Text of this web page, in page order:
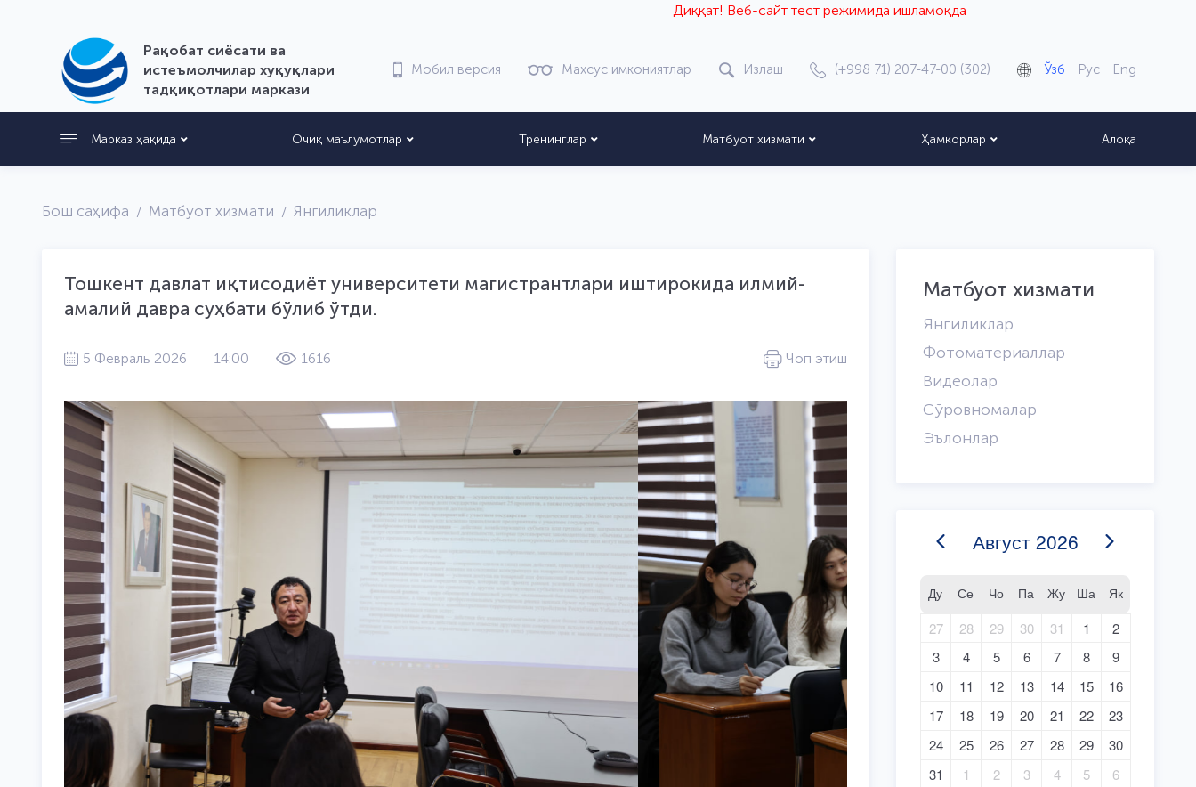
Диққат! Веб-сайт тест режимида ишламоқда
Рақобат сиёсати ва
истеъмолчилар хуқуқлари
тадқиқотлари маркази
Мобил версия Махсус имкониятлар Излаш (+998 71) 207-47-00 (302) Ўзб Рус Eng
Марказ ҳақида Очиқ маълумотлар Тренинглар Матбуот хизмати Ҳамкорлар Алоқа
Бош саҳифа Матбуот хизмати Янгиликлар
Тошкент давлат иқтисодиёт университети магистрантлари иштирокида илмий-
амалий давра суҳбати бўлиб ўтди.
5 Февраль 2026 14:00 1616 Чоп этиш
Матбуот хизмати
Янгиликлар
Фотоматериаллар
Видеолар
Сўровномалар
Эълонлар
Август 2026
Ду Се Чо Па Жу Ша Як
27 28 29 30 31 1
2
3
4 5 6 7 8
9
10
11 12 13 14 15
16
17
18 19 20 21 22
23
24
25 26 27 28 29
30
31
1 2 3 4 5 6